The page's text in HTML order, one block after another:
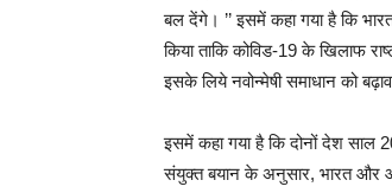
बल देंगे। ’’ इसमें कहा गया है कि
किया ताकि कोविड-19 के खिलाफ
इसके लिये नवोन्मेषी समाधान को
इसमें कहा गया है कि दोनों देश साल
संयुक्त बयान के अनुसार, भारत और